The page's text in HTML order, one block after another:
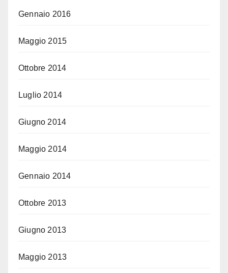
Gennaio 2016
Maggio 2015
Ottobre 2014
Luglio 2014
Giugno 2014
Maggio 2014
Gennaio 2014
Ottobre 2013
Giugno 2013
Maggio 2013